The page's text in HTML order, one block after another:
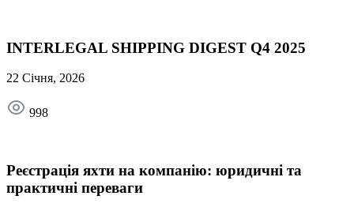
INTERLEGAL SHIPPING DIGEST Q4 2025
22 Січня, 2026
998
Реєстрація яхти на компанію: юридичні та
практичні переваги